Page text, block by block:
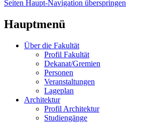
Seiten Haupt-Navigation überspringen
Hauptmenü
Über die Fakultät
Profil Fakultät
Dekanat/Gremien
Personen
Veranstaltungen
Lageplan
Architektur
Profil Architektur
Studiengänge